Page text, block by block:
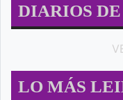
DIARIOS
LO MÁS